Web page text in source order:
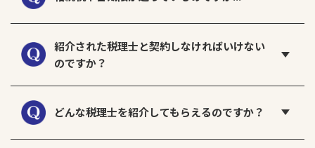
紹介された税理士と契約しなければいけない
のですか？
どんな税理士を紹介してもらえるのですか？